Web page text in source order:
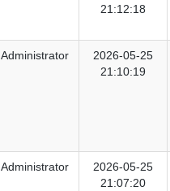
21:12:18
Administrator
2026-05-25
21:10:19
Administrator
2026-05-25
21:07:20